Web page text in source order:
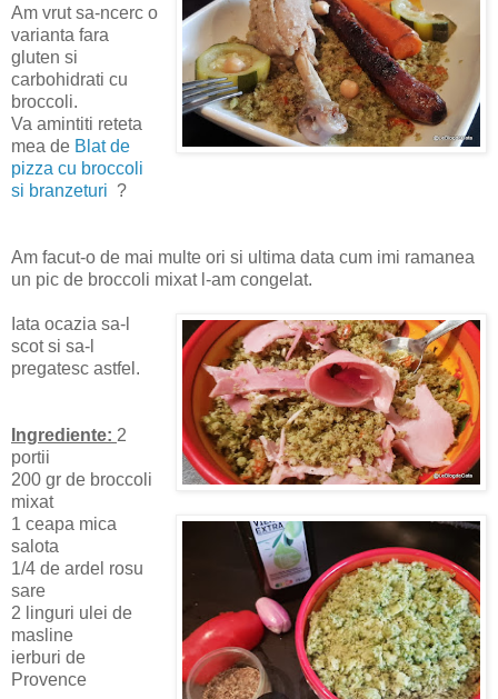
Am vrut sa-ncerc o
varianta fara
gluten si
carbohidrati cu
broccoli.
Va amintiti reteta
mea de Blat de
pizza cu broccoli
si branzeturi ?
Am facut-o de mai multe ori si ultima data cum imi ramanea
un pic de broccoli mixat l-am congelat.
Iata ocazia sa-l
scot si sa-l
pregatesc astfel.
Ingrediente: 2
portii
200 gr de broccoli
mixat
1 ceapa mica
salota
1/4 de ardel rosu
sare
2 linguri ulei de
masline
ierburi de
Provence